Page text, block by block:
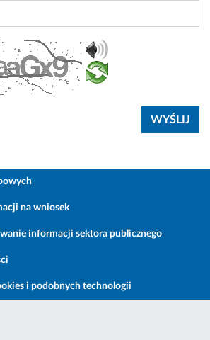
na wniosek
informacji sektora publicznego
i podobnych technologii